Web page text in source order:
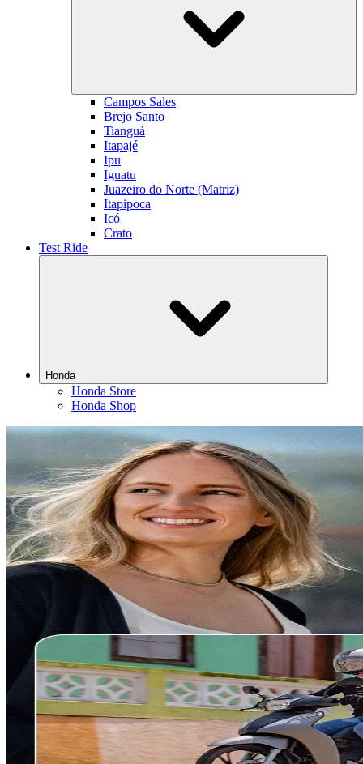
Campos Sales
Brejo Santo
Tianguá
Itapajé
Ipu
Iguatu
Juazeiro do Norte (Matriz)
Itapipoca
Icó
Crato
Test Ride
Honda
Honda Store
Honda Shop